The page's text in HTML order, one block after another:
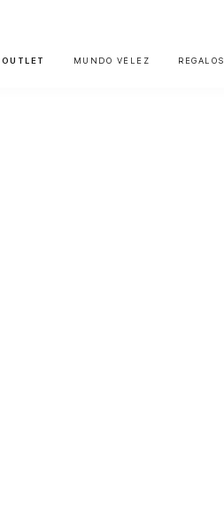
OUTLET MUNDO VÉLEZ REGALOS